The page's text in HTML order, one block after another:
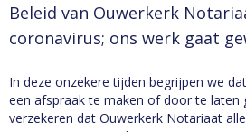
Beleid van Ouwerkerk
coronavirus; ons werk gaat
In deze onzekere tijden begrijpen we
een afspraak te maken of door te laten
verzekeren dat Ouwerkerk Notariaat